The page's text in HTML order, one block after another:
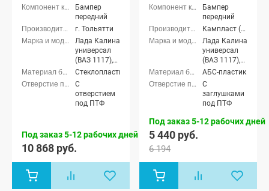
Бампер
передний
г. Тольятти
Лада Калина
универсал
(ВАЗ 1117),
Лада Калина
седан (ВАЗ
1118), Лада
Калина
хэтчбек (ВАЗ
Стеклопластик
С
отверстием
под ПТФ
Под заказ 5-12 рабочих дней
10 868 руб.
Бампер
передний
Кампласт (г. Набережные Челны)
Лада Калина
универсал
(ВАЗ 1117),
Лада Калина
седан (ВАЗ
1118), Лада
Калина
хэтчбек (ВАЗ
1119)
АБС-пластик
С
заглушками
под ПТФ
Под заказ 5-12 рабочих дней
5 440 руб.
6 194